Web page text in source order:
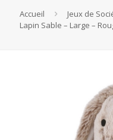
Accueil Jeux de
Lapin Sable – Large –